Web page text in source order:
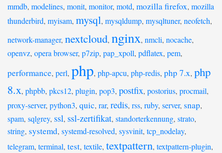
mmdb, modelines, monit, monitor, motd, mozilla firefox, mozilla
thunderbird, myisam, mysql, mysqldump, mysqltuner, neofetch,
network-manager, nextcloud, nginx, nmcli, nocache,
openvz, opera browser, p7zip, pap_xpoll, pdflatex, pem,
performance, perl, php, php-apcu, php-redis, php 7.x, php
8.x, phpbb, pkcs12, plugin, pop3, postfix, postorius, procmail,
proxy-server, python3, quic, rar, redis, rss, ruby, server, snap,
spam, sqlgrey, ssl, ssl-zertifikat, standorterkennung, strato,
string, systemd, systemd-resolved, sysvinit, tcp_nodelay,
telegram, terminal, test, textile, textpattern, textpattern-plugin,